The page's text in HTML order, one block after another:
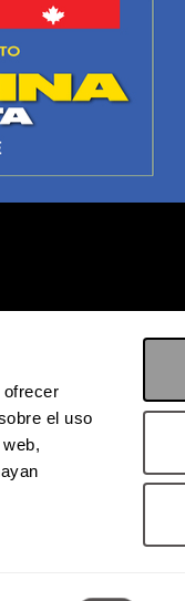
ofrecer
el uso